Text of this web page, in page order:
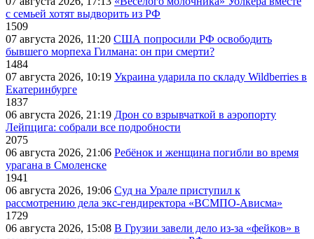
с семьей хотят выдворить из РФ
1509
07 августа 2026, 11:20 США попросили РФ освободить
бывшего морпеха Гилмана: он при смерти?
1484
07 августа 2026, 10:19 Украина ударила по складу Wildberries в
Екатеринбурге
1837
06 августа 2026, 21:19 Дрон со взрывчаткой в аэропорту
Лейпцига: собрали все подробности
2075
06 августа 2026, 21:06 Ребёнок и женщина погибли во время
урагана в Смоленске
1941
06 августа 2026, 19:06 Суд на Урале приступил к
рассмотрению дела экс-гендиректора «ВСМПО-Ависма»
1729
06 августа 2026, 15:08 В Грузии завели дело из-за «фейков» в